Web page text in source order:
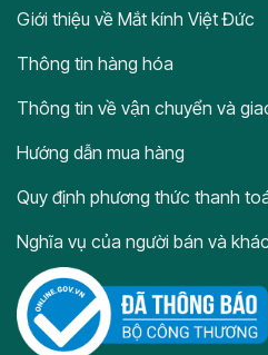
Giới thiệu về Mắt kính Việt Đức
Thông tin hàng hóa
Thông tin về vận chuyển và
Hướng dẫn mua hàng
Quy định phương thức thanh
Nghĩa vụ của người bán và